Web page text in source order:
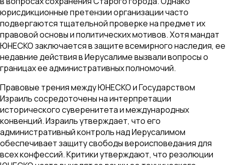
юрисдикционные претензии организации часто
подвергаются тщательной проверке на предмет их
правовой основы и политических мотивов. Хотя мандат
ЮНЕСКО заключается в защите всемирного наследия, ее
недавние действия в Иерусалиме вызвали вопросы о
границах ее административных полномочий.
Правовые трения между ЮНЕСКО и Государством
Израиль сосредоточены на интерпретации
исторического суверенитета и международных
конвенций. Израиль утверждает, что его
административный контроль над Иерусалимом
обеспечивает защиту свободы вероисповедания для
всех конфессий. Критики утверждают, что резолюции